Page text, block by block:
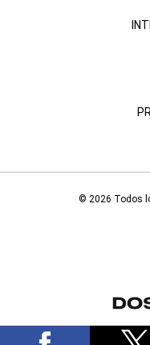
© 2026 Todos